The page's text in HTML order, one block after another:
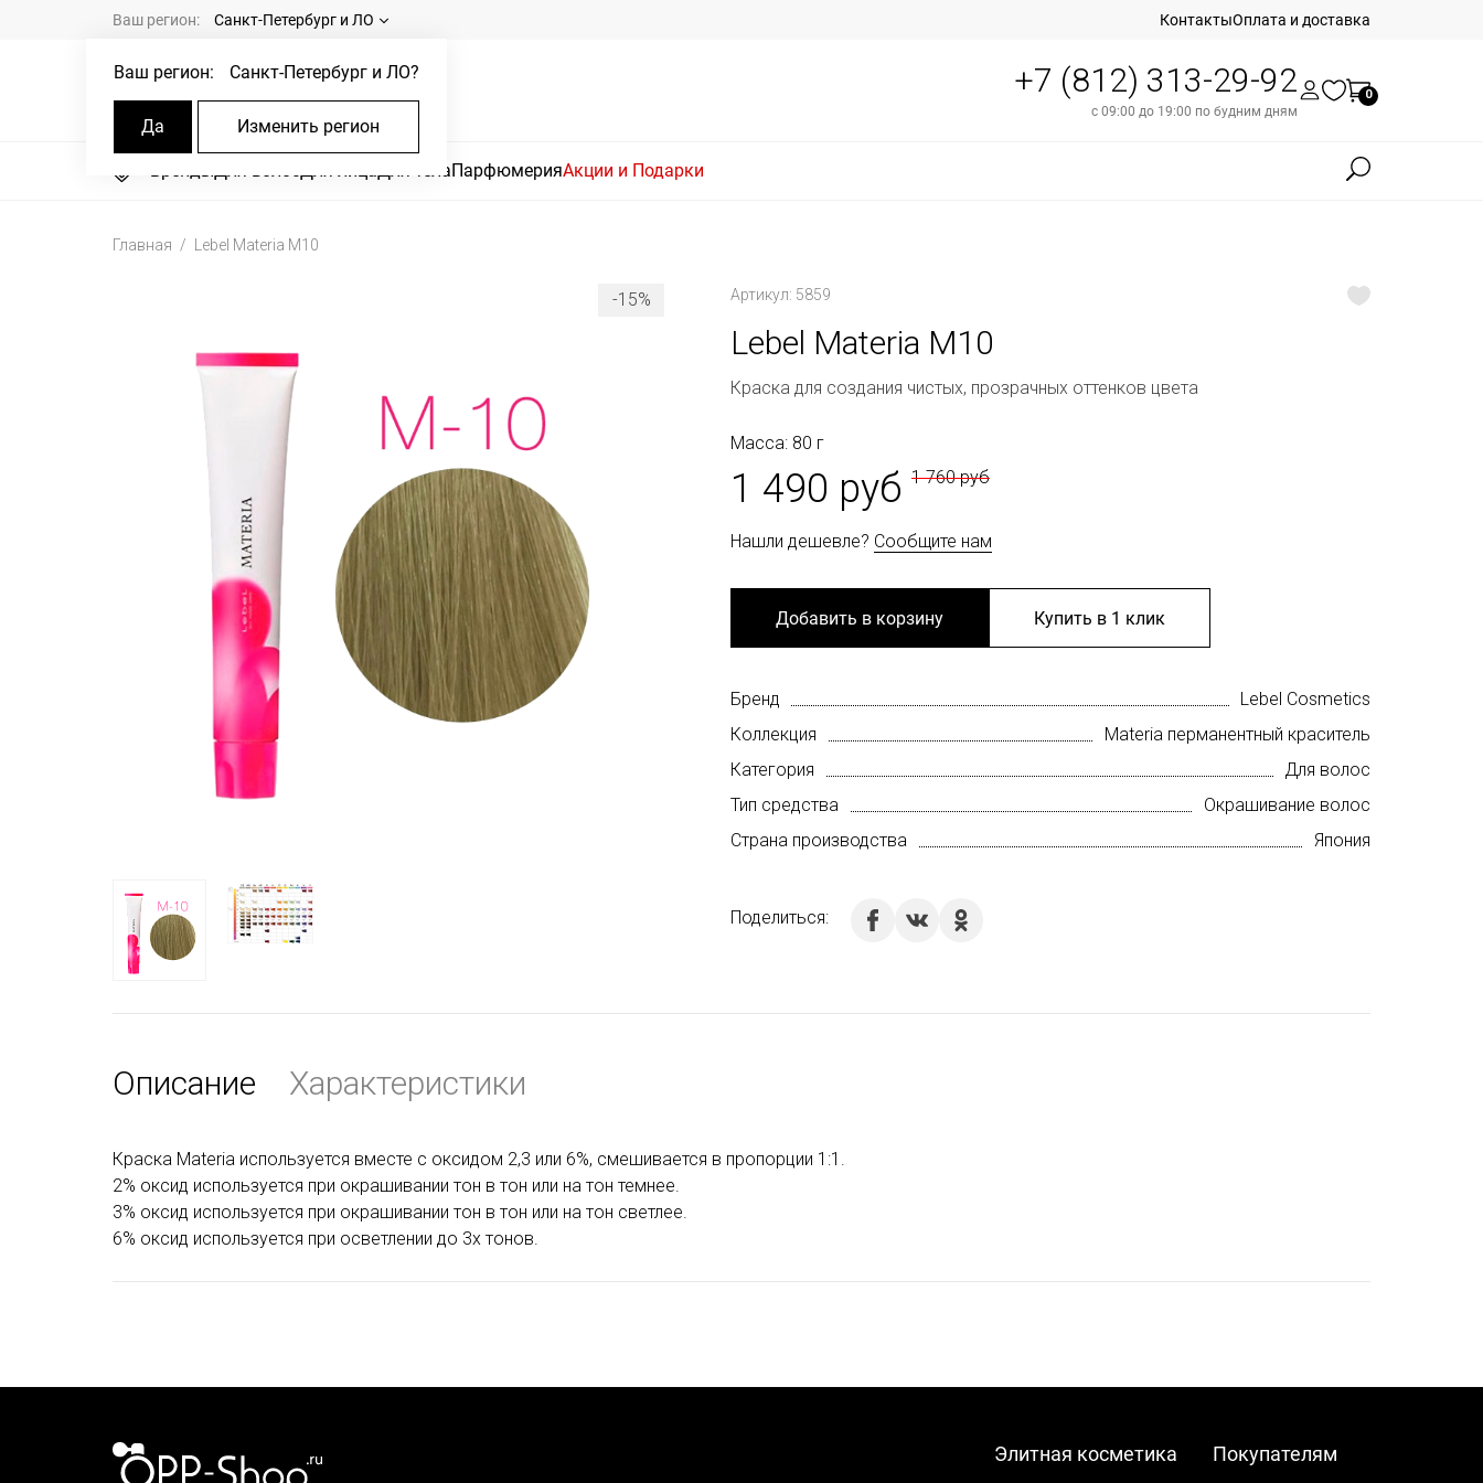
Ваш регион: Санкт-Петербург и ЛО
Ваш регион: Санкт-Петербург и ЛО?
Да Изменить регион
КонтактыОплата и доставка
+7 (812) 313-29-92
с 09:00 до 19:00 по будним дням
0
БрендыДля волосДля лицаДля телаПарфюмерияАкции и Подарки
Главная Lebel Materia M10
-15% Артикул: 5859
Lebel Materia M10
Краска для создания чистых, прозрачных оттенков цвета
Масса: 80 г
1 490 руб 1 760 руб
Нашли дешевле? Сообщите нам
Добавить в корзину Купить в 1 клик
Бренд
Lebel Cosmetics
Коллекция
Materia перманентный краситель
Категория
Для волос
Тип средства
Окрашивание волос
Страна производства
Япония
Поделиться:
Описание Характеристики
Краска Materia используется вместе с оксидом 2,3 или 6%, смешивается в пропорции 1:1.
2% оксид используется при окрашивании тон в тон или на тон темнее.
3% оксид используется при окрашивании тон в тон или на тон светлее.
6% оксид используется при осветлении до 3х тонов.
Элитная косметика Покупателям